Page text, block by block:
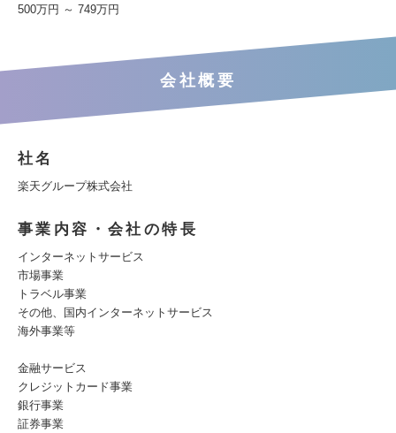
500万円 ～ 749万円
会社概要
社名
楽天グループ株式会社
事業内容・会社の特長
インターネットサービス
市場事業
トラベル事業
その他、国内インターネットサービス
海外事業等
金融サービス
クレジットカード事業
銀行事業
証券事業